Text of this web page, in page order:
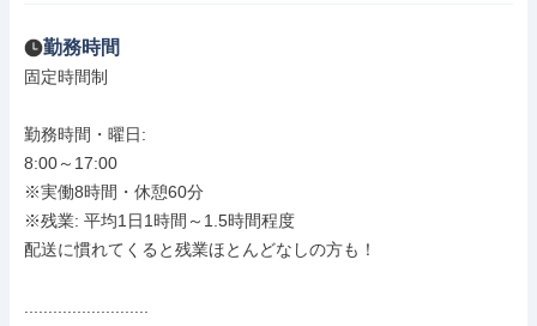
勤務時間
固定時間制
勤務時間・曜日:
8:00～17:00
※実働8時間・休憩60分
※残業: 平均1日1時間～1.5時間程度
配送に慣れてくると残業ほとんどなしの方も！